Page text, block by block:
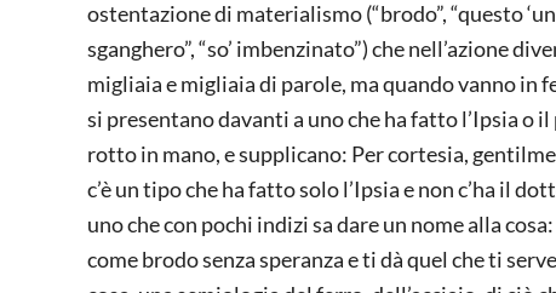
ostentazione di materialismo (“brodo”, “questo
sganghero”, “so’ imbenzinato”) che nell’azione
migliaia e migliaia di parole, ma quando vanno in
si presentano davanti a uno che ha fatto l’Ipsia o
rotto in mano, e supplicano: Per cortesia,
c’è un tipo che ha fatto solo l’Ipsia e non c’ha il
uno che con pochi indizi sa dare un nome alla
come brodo senza speranza e ti dà quel che ti